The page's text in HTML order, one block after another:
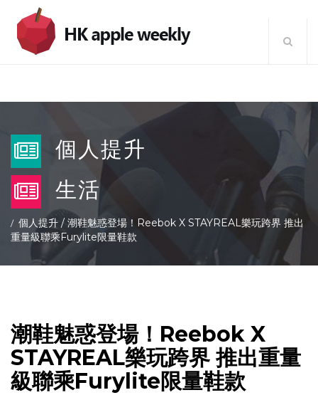
個人提升
生活
個人提升 / 潮鞋魅惑登場！Reebok X STAYREAL樂玩跨界 推出
重量級聯乘Furylite限量鞋款
潮鞋魅惑登場！Reebok X
STAYREAL樂玩跨界 推出重量
級聯乘Furylite限量鞋款